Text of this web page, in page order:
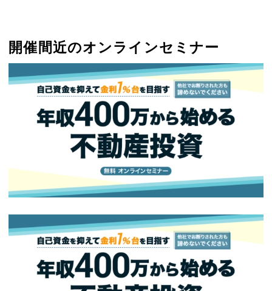
開催間近のオンラインセミナー